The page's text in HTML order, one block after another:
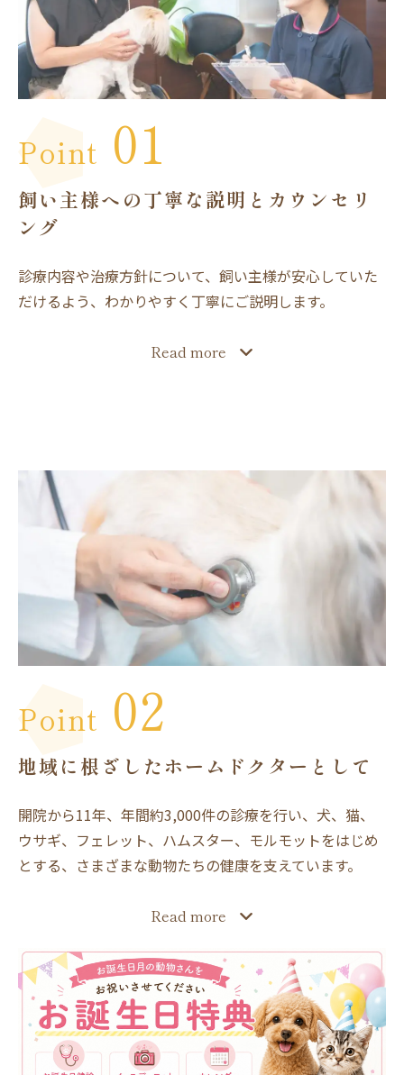
Point 01
飼い主様への丁寧な説明とカウンセリ
ング
診療内容や治療方針について、飼い主様が安心していた
だけるよう、わかりやすく丁寧にご説明します。
Read more
Point 02
地域に根ざしたホームドクターとして
開院から11年、年間約3,000件の診療を行い、犬、猫、
ウサギ、フェレット、ハムスター、モルモットをはじめ
とする、さまざまな動物たちの健康を支えています。
Read more